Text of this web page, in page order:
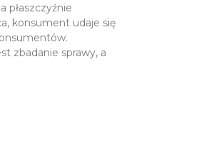
płaszczyźnie
konsument udaje się
zbadanie sprawy, a